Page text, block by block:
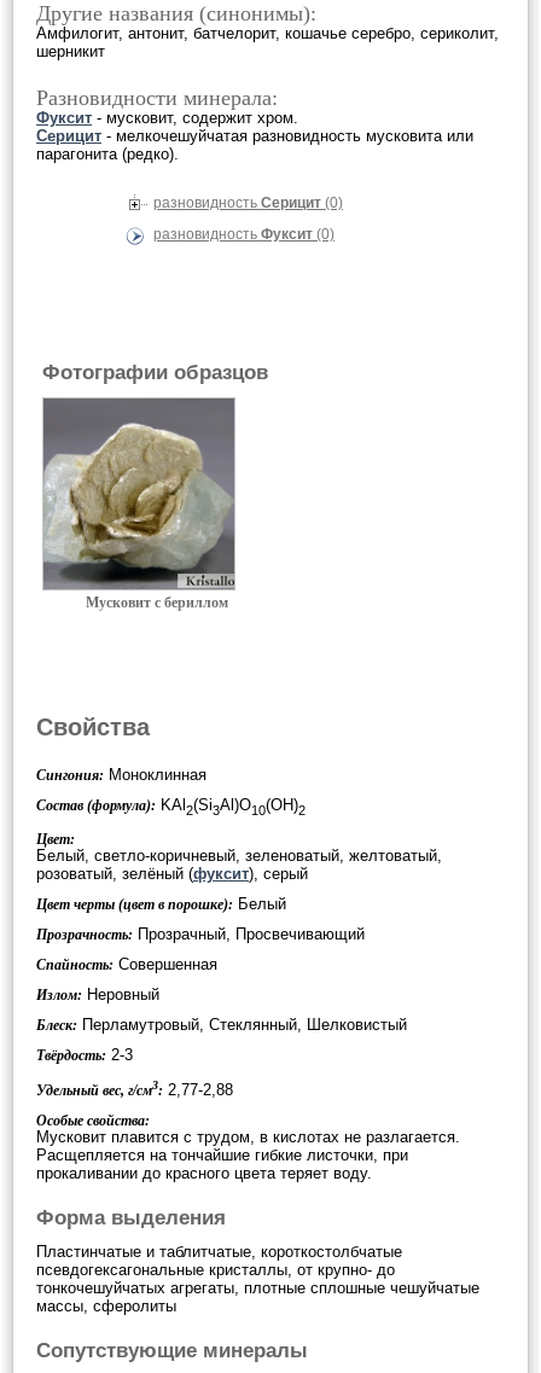
Другие названия (синонимы):
Амфилогит, антонит, батчелорит, кошачье серебро, сериколит,
шерникит
Разновидности минерала:
Фуксит - мусковит, содержит хром.
Серицит - мелкочешуйчатая разновидность мусковита или
парагонита (редко).
разновидность Серицит (0)
разновидность Фуксит (0)
Фотографии образцов
Мусковит с бериллом
Свойства
Сингония: Моноклинная
Состав (формула): KAl 2(Si3Al)O10(OH)2
Цвет:
Белый, светло-коричневый, зеленоватый, желтоватый,
розоватый, зелёный (фуксит), серый
Цвет черты (цвет в порошке): Белый
Прозрачность: Прозрачный, Просвечивающий
Спайность: Совершенная
Излом: Неровный
Блеск: Перламутровый, Стеклянный, Шелковистый
Твёрдость: 2-3
Удельный вес, г/см3: 2,77-2,88
Особые свойства:
Мусковит плавится с трудом, в кислотах не разлагается.
Расщепляется на тончайшие гибкие листочки, при
прокаливании до красного цвета теряет воду.
Форма выделения
Пластинчатые и таблитчатые, короткостолбчатые
псевдогексагональные кристаллы, от крупно- до
тонкочешуйчатых агрегаты, плотные сплошные чешуйчатые
массы, сферолиты
Сопутствующие минералы